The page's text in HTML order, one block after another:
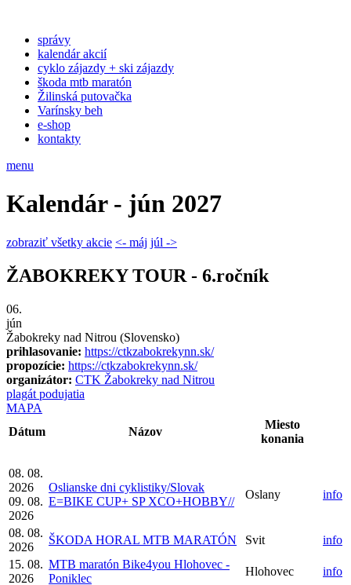
správy
kalendár akcií
cyklo zájazdy + ski zájazdy
škoda mtb maratón
Žilinská putovačka
Varínsky beh
e-shop
kontakty
menu
Kalendár - jún 2027
zobraziť všetky akcie <- máj júl ->
ŽABOKREKY TOUR - 6.ročník
06.
jún
Žabokreky nad Nitrou (Slovensko)
prihlasovanie: https://ctkzabokrekynn.sk/
propozície: https://ctkzabokrekynn.sk/
organizátor: CTK Žabokreky nad Nitrou
plagát podujatia
MAPA
Dátum
Názov
Miesto
konania
08. 08.
2026
09. 08.
2026
Oslianske dni cyklistiky/Slovak
E=BIKE CUP+ SP XCO+HOBBY//
Oslany info
08. 08.
2026
ŠKODA HORAL MTB MARATÓN Svit
info
15. 08.
2026
MTB maratón Bike4you Hlohovec -
Poniklec
Hlohovec
info